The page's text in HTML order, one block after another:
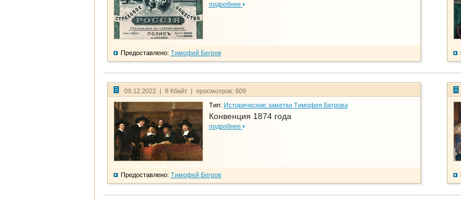
подробнее
Предоставлено: Тимофей Бегров
09.12.2022 | 8 Кбайт | просмотров: 609
Тип: Исторические заметки Тимофея Бегрова
Конвенция 1874 года
подробнее
Предоставлено: Тимофей Бегров